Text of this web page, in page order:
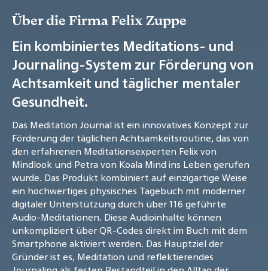
Über die Firma Felix Zuppe
Ein kombiniertes Meditations- und
Journaling-System zur Förderung von
Achtsamkeit und täglicher mentaler
Gesundheit.
Das Meditation Journal ist ein innovatives Konzept zur
Förderung der täglichen Achtsamkeitsroutine, das von
den erfahrenen Meditationsexperten Felix von
Mindlook und Petra von Koala Mind ins Leben gerufen
wurde. Das Produkt kombiniert auf einzigartige Weise
ein hochwertiges physisches Tagebuch mit moderner
digitaler Unterstützung durch über 116 geführte
Audio-Meditationen. Diese Audioinhalte können
unkompliziert über QR-Codes direkt im Buch mit dem
Smartphone aktiviert werden. Das Hauptziel der
Gründer ist es, Meditation und reflektierendes